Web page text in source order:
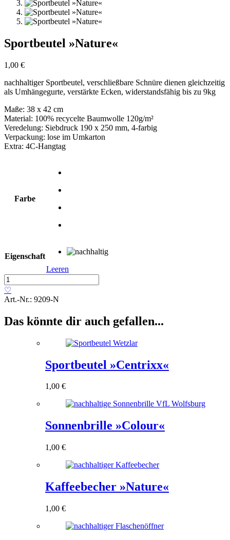
Sportbeutel »Nature«
1,00 €
nachhaltiger Sportbeutel, verschließbare Schnüre dienen gleichzeitig
als Umhängegurte, verstärkte Ecken, widerstandsfähig bis zu 9kg
Maße: 38 x 42 cm
Material: 100% recycelte Baumwolle 120g/m²
Veredelung: Siebdruck 190 x 250 mm, 4-farbig
Verpackung: lose im Umkarton
Extra: 4C-Hangtag
Farbe
Eigenschaft
Leeren
Sportbeutel
»Nature«
Menge
♡
Art.-Nr.: 9209-N
Das könnte dir auch gefallen...
Sportbeutel »Centrixx«
1,00 €
Sonnenbrille »Colour«
1,00 €
Kaffeebecher »Nature«
1,00 €